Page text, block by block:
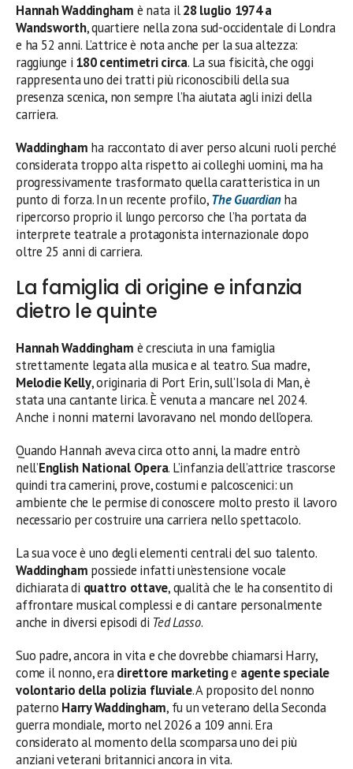
Hannah Waddingham è nata il28 luglio 1974 a
Wandsworth, quartiere nella zona sud-occidentale di Londra
e ha 52 anni. L’attrice è nota anche per la sua altezza:
raggiunge i 180 centimetri circa. La sua fisicità, che oggi
rappresenta uno dei tratti più riconoscibili della sua
presenza scenica, non sempre l’ha aiutata agli inizi della
carriera.
Waddingham ha raccontato di aver perso alcuni ruoli perché
considerata troppo alta rispetto ai colleghi uomini, ma ha
progressivamente trasformato quella caratteristica in un
punto di forza. In un recente profilo,The Guardianha
ripercorso proprio il lungo percorso che l’ha portata da
interprete teatrale a protagonista internazionale dopo
oltre 25 anni di carriera.
La famiglia di origine e infanzia
dietro le quinte
Hannah Waddingham è cresciuta in una famiglia
strettamente legata alla musica e al teatro. Sua madre,
Melodie Kelly, originaria di Port Erin, sull’Isola di Man, è
stata una cantante lirica. È venuta a mancare nel 2024.
Anche i nonni materni lavoravano nel mondo dell’opera.
Quando Hannah aveva circa otto anni, la madre entrò
nell’English National Opera. L’infanzia dell’attrice trascorse
quindi tra camerini, prove, costumi e palcoscenici: un
ambiente che le permise di conoscere molto presto il lavoro
necessario per costruire una carriera nello spettacolo.
La sua voce è uno degli elementi centrali del suo talento.
Waddingham possiede infatti un’estensione vocale
dichiarata di quattro ottave, qualità che le ha consentito di
affrontare musical complessi e di cantare personalmente
anche in diversi episodi di Ted Lasso.
Suo padre, ancora in vita e che dovrebbe chiamarsi Harry,
come il nonno, eradirettore marketinge agente speciale
volontario della polizia fluviale. A proposito del nonno
paterno Harry Waddingham, fu un veterano della Seconda
guerra mondiale, morto nel 2026 a 109 anni. Era
considerato al momento della scomparsa uno dei più
anziani veterani britannici ancora in vita.